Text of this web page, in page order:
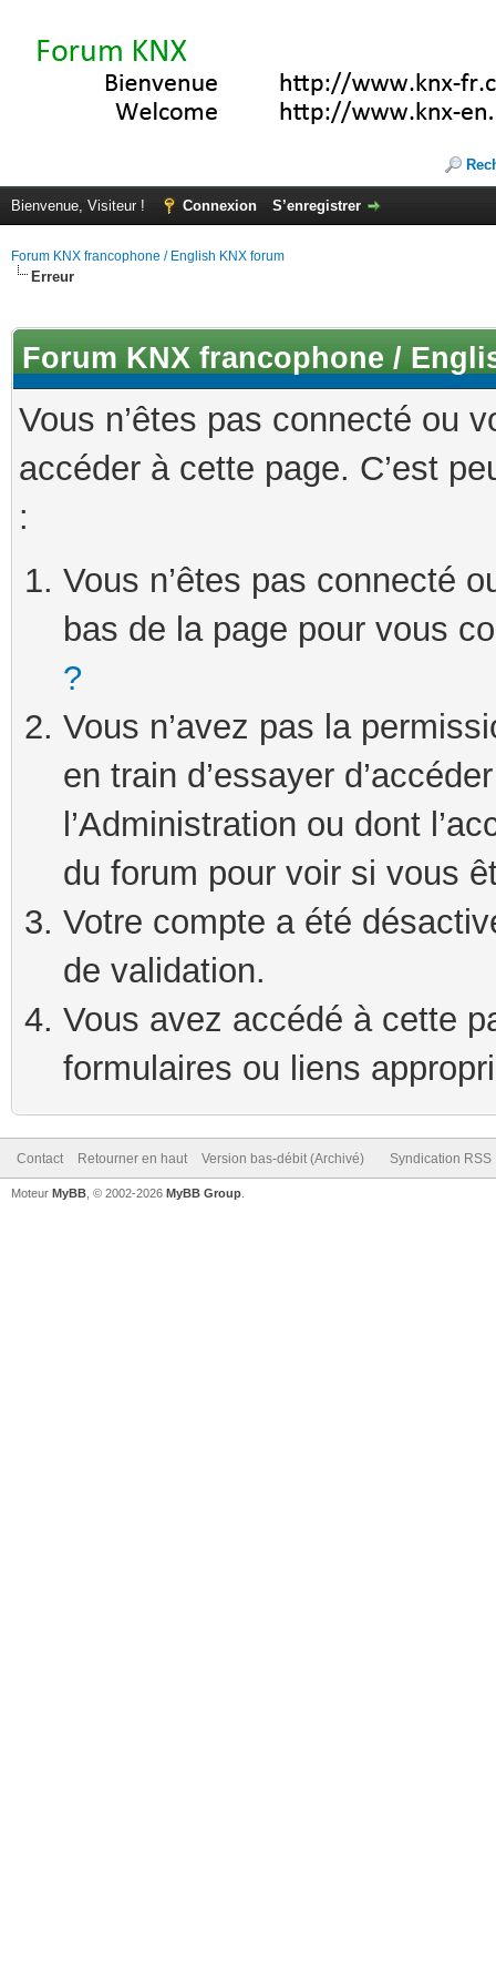
Bienvenue, Visiteur ! Connexion S’enregistrer
Forum KNX francophone / English KNX forum
Erreur
Forum KNX francophone /
Vous n’êtes pas connecté ou
accéder à cette page. C’est
:
Vous n’êtes pas connecté
bas de la page pour vous
?
Vous n’avez pas la
en train d’essayer
l’Administration ou dont
du forum pour voir si vous
Votre compte a été
de validation.
Vous avez accédé à cette
formulaires ou liens
Contact Retourner en haut Version bas-débit (Archivé) Syndication RSS
Moteur MyBB , © 2002-2026 MyBB Group